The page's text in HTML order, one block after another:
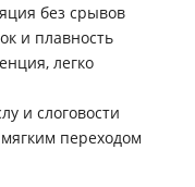
без срывов
и плавность
легко
и слоговости
переходом